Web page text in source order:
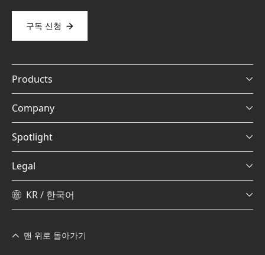
구독 신청
Products
Company
Spotlight
Legal
KR / 한국어
맨 위로 돌아가기